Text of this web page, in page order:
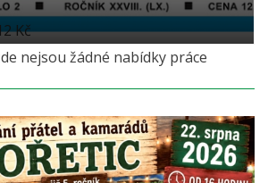
Kč
nejsou žádné nabídky práce